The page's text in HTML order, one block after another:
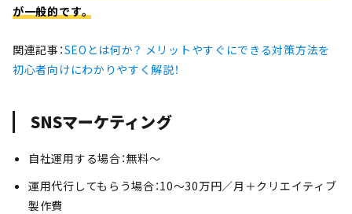
が一般的です。
関連記事：SEOとは何か？ メリットやすぐにできる対策方法を
初心者向けにわかりやすく解説！
SNSマーケティング
自社運用する場合：無料～
運用代行してもらう場合：10～30万円／月＋クリエイティブ
製作費